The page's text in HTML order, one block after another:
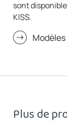
sont
KISS.
Modèles
Plus de